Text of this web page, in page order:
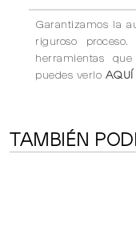
Garantizamos la
riguroso
herramientas
puedes verlo AQUÍ
TAMBIÉN